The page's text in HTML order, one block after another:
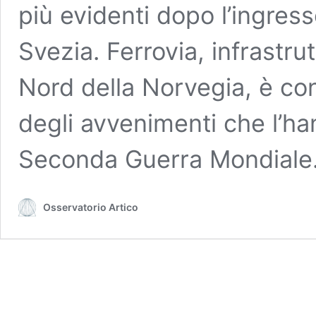
più evidenti dopo
Svezia. Ferrovia,
Nord della Norvegia, è
degli avvenimenti che
Seconda Guerra
Osservatorio Artico